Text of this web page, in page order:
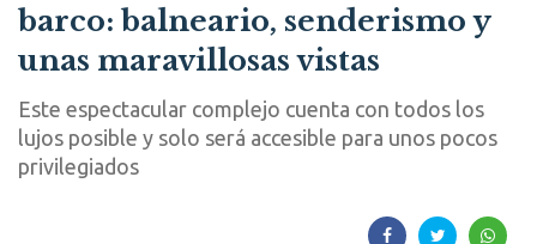
barco: balneario, senderismo y
unas maravillosas vistas
Este espectacular complejo cuenta con todos los
lujos posible y solo será accesible para unos pocos
privilegiados